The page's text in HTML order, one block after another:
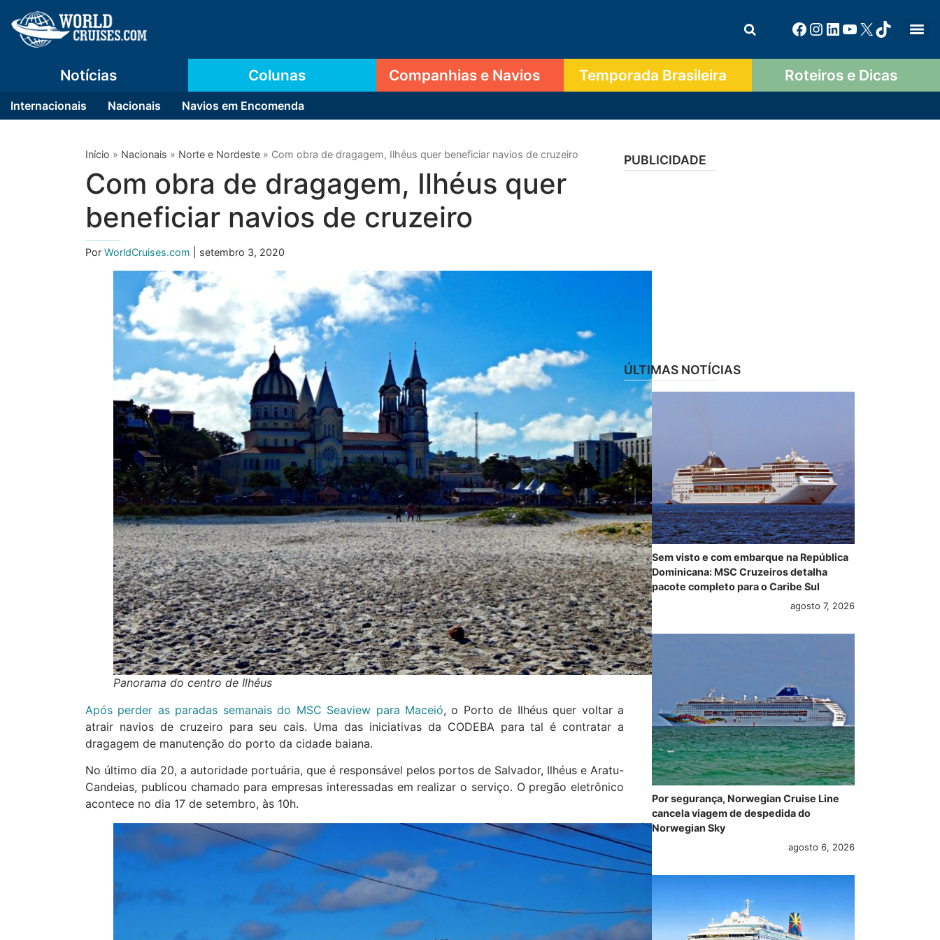
Notícias
Internacionais Nacionais Navios em Encomenda
Colunas Companhias e Navios Temporada Brasileira Roteiros e Dicas
Início » Nacionais » Norte e Nordeste » Com obra de dragagem, Ilhéus quer beneficiar navios de cruzeiro
Com obra de dragagem, Ilhéus quer
beneficiar navios de cruzeiro
Por WorldCruises.com | setembro 3, 2020
Panorama do centro de Ilhéus
Após perder as paradas semanais do MSC Seaview para Maceió, o Porto de Ilhéus quer voltar a
atrair navios de cruzeiro para seu cais. Uma das iniciativas da CODEBA para tal é contratar a
dragagem de manutenção do porto da cidade baiana.
No último dia 20, a autoridade portuária, que é responsável pelos portos de Salvador, Ilhéus e Aratu-
Candeias, publicou chamado para empresas interessadas em realizar o serviço. O pregão eletrônico
acontece no dia 17 de setembro, às 10h.
PUBLICIDADE
ÚLTIMAS NOTÍCIAS
Sem visto e com embarque na República
Dominicana: MSC Cruzeiros detalha
pacote completo para o Caribe Sul
agosto 7, 2026
Por segurança, Norwegian Cruise Line
cancela viagem de despedida do
Norwegian Sky
agosto 6, 2026